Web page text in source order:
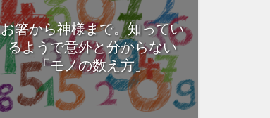
お箸から神様まで。知ってい
るようで意外と分からない
「モノの数え方」